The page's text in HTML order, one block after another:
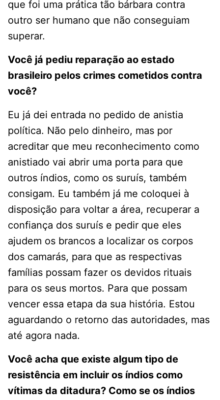
que foi uma prática tão bárbara contra
outro ser humano que não conseguiam
superar.
Você já pediu reparação ao estado
brasileiro pelos crimes cometidos contra
você?
Eu já dei entrada no pedido de anistia
política. Não pelo dinheiro, mas por
acreditar que meu reconhecimento como
anistiado vai abrir uma porta para que
outros índios, como os suruís, também
consigam. Eu também já me coloquei à
disposição para voltar a área, recuperar a
confiança dos suruís e pedir que eles
ajudem os brancos a localizar os corpos
dos camarás, para que as respectivas
famílias possam fazer os devidos rituais
para os seus mortos. Para que possam
vencer essa etapa da sua história. Estou
aguardando o retorno das autoridades, mas
até agora nada.
Você acha que existe algum tipo de
resistência em incluir os índios como
vítimas da ditadura? Como se os índios